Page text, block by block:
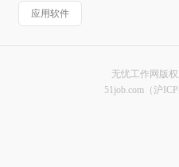
应用软件
无忧工作网版
51job.com（沪ICP